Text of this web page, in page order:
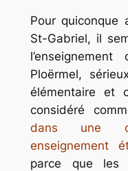
Pour
St-Gabriel, il
Ploërmel,
élémentaire et
considéré
dans une
enseignement
parce que les